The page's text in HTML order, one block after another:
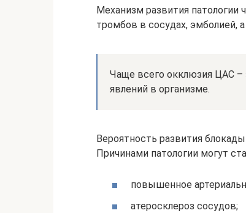
Механизм развития патологии
тромбов в сосудах, эмболией,
Чаще всего окклюзия ЦАС –
явлений в организме.
Вероятность развития
Причинами патологии могут
повышенное
атеросклероз сосудов;